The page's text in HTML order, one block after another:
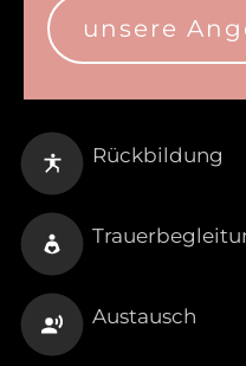
unsere
Rückbildung
Austausch